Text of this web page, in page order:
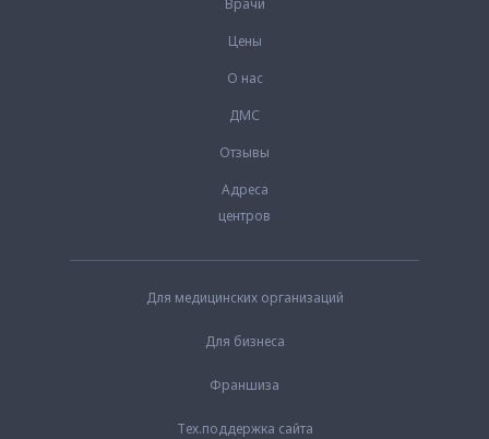
Врачи
Цены
О нас
ДМС
Отзывы
Адреса
центров
Для медицинских организаций
Для бизнеса
Франшиза
Тех.поддержка сайта